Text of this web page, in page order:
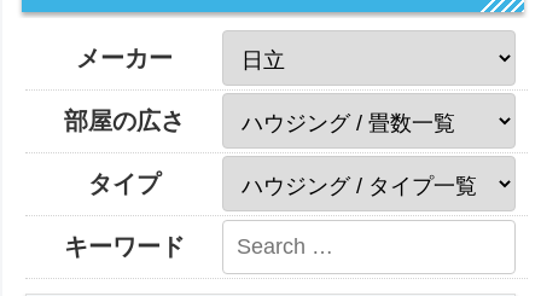
メーカー
部屋の広さ
タイプ
キーワード